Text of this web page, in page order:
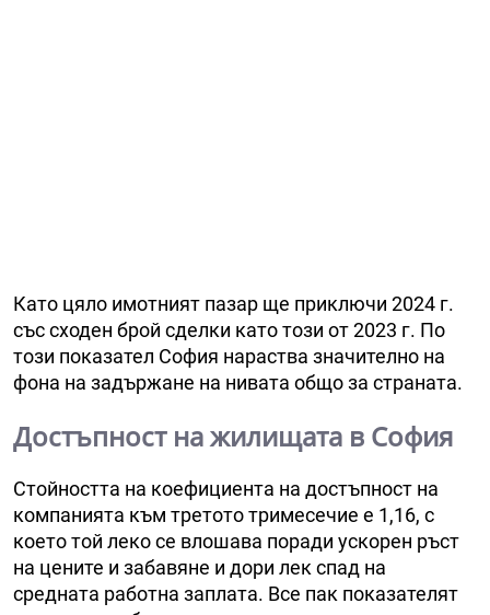
Като цяло имотният пазар ще приключи 2024 г.
със сходен брой сделки като този от 2023 г. По
този показател София нараства значително на
фона на задържане на нивата общо за страната.
Достъпност на жилищата в София
Стойността на коефициента на достъпност на
компанията към третото тримесечие е 1,16, с
което той леко се влошава поради ускорен ръст
на цените и забавяне и дори лек спад на
средната работна заплата. Все пак показателят